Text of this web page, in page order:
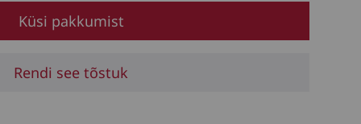
Küsi pakkumist
Rendi see tõstuk